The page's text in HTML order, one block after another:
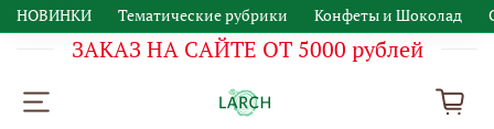
НОВИНКИ Тематические рубрики Конфеты и Шоколад
ЗАКАЗ НА САЙТЕ ОТ 5000 рублей